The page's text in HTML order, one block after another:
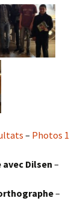
– Photos 1
Dilsen –
–